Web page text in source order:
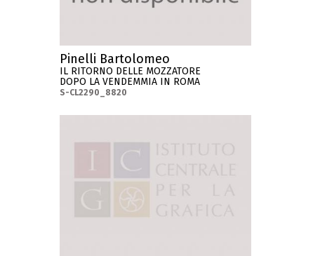
Pinelli Bartolomeo
IL RITORNO DELLE MOZZATORE
DOPO LA VENDEMMIA IN ROMA
S-CL2290_8820